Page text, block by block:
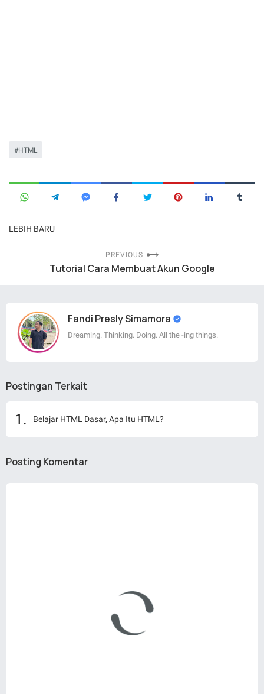
HTML
LEBIH BARU
PREVIOUS
Tutorial Cara Membuat Akun Google
Fandi Presly Simamora
Dreaming. Thinking. Doing. All the -ing things.
Postingan Terkait
Belajar HTML Dasar, Apa Itu HTML?
Posting Komentar